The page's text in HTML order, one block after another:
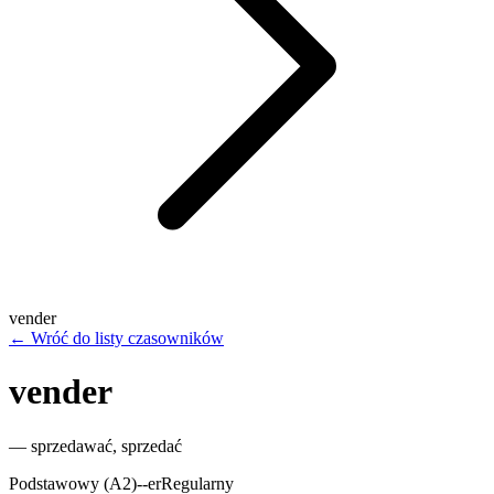
vender
← Wróć do listy czasowników
vender
— sprzedawać, sprzedać
Podstawowy (A2)--erRegularny